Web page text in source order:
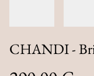
CHANDI -